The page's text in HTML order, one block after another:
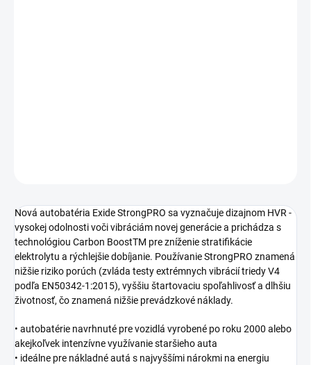
Nová autobatéria Exide StrongPRO sa vyznačuje dizajnom HVR -
vysokej odolnosti voči vibráciám novej generácie a prichádza s
technológiou Carbon BoostTM pre zníženie stratifikácie
elektrolytu a rýchlejšie dobíjanie. Používanie StrongPRO znamená
nižšie riziko porúch (zvláda testy extrémnych vibrácií triedy V4
podľa EN50342-1:2015), vyššiu štartovaciu spoľahlivosť a dlhšiu
životnosť, čo znamená nižšie prevádzkové náklady.
• autobatérie navrhnuté pre vozidlá vyrobené po roku 2000 alebo
akejkoľvek intenzívne využívanie staršieho auta
• ideálne pre nákladné autá s najvyššími nárokmi na energiu